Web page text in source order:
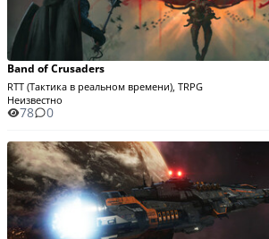
Band of Crusaders
RTT (Тактика в реальном времени), TRPG
Неизвестно
78 0